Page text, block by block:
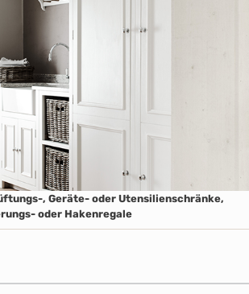
, Geräte- oder Utensilienschränke,
oder Hakenregale